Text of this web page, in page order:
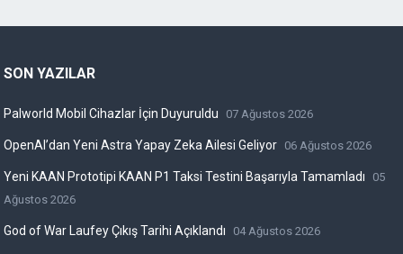
SON YAZILAR
Palworld Mobil Cihazlar İçin Duyuruldu 07 Ağustos 2026
OpenAI’dan Yeni Astra Yapay Zeka Ailesi Geliyor 06 Ağustos 2026
Yeni KAAN Prototipi KAAN P1 Taksi Testini Başarıyla Tamamladı
05
Ağustos 2026
God of War Laufey Çıkış Tarihi Açıklandı 04 Ağustos 2026